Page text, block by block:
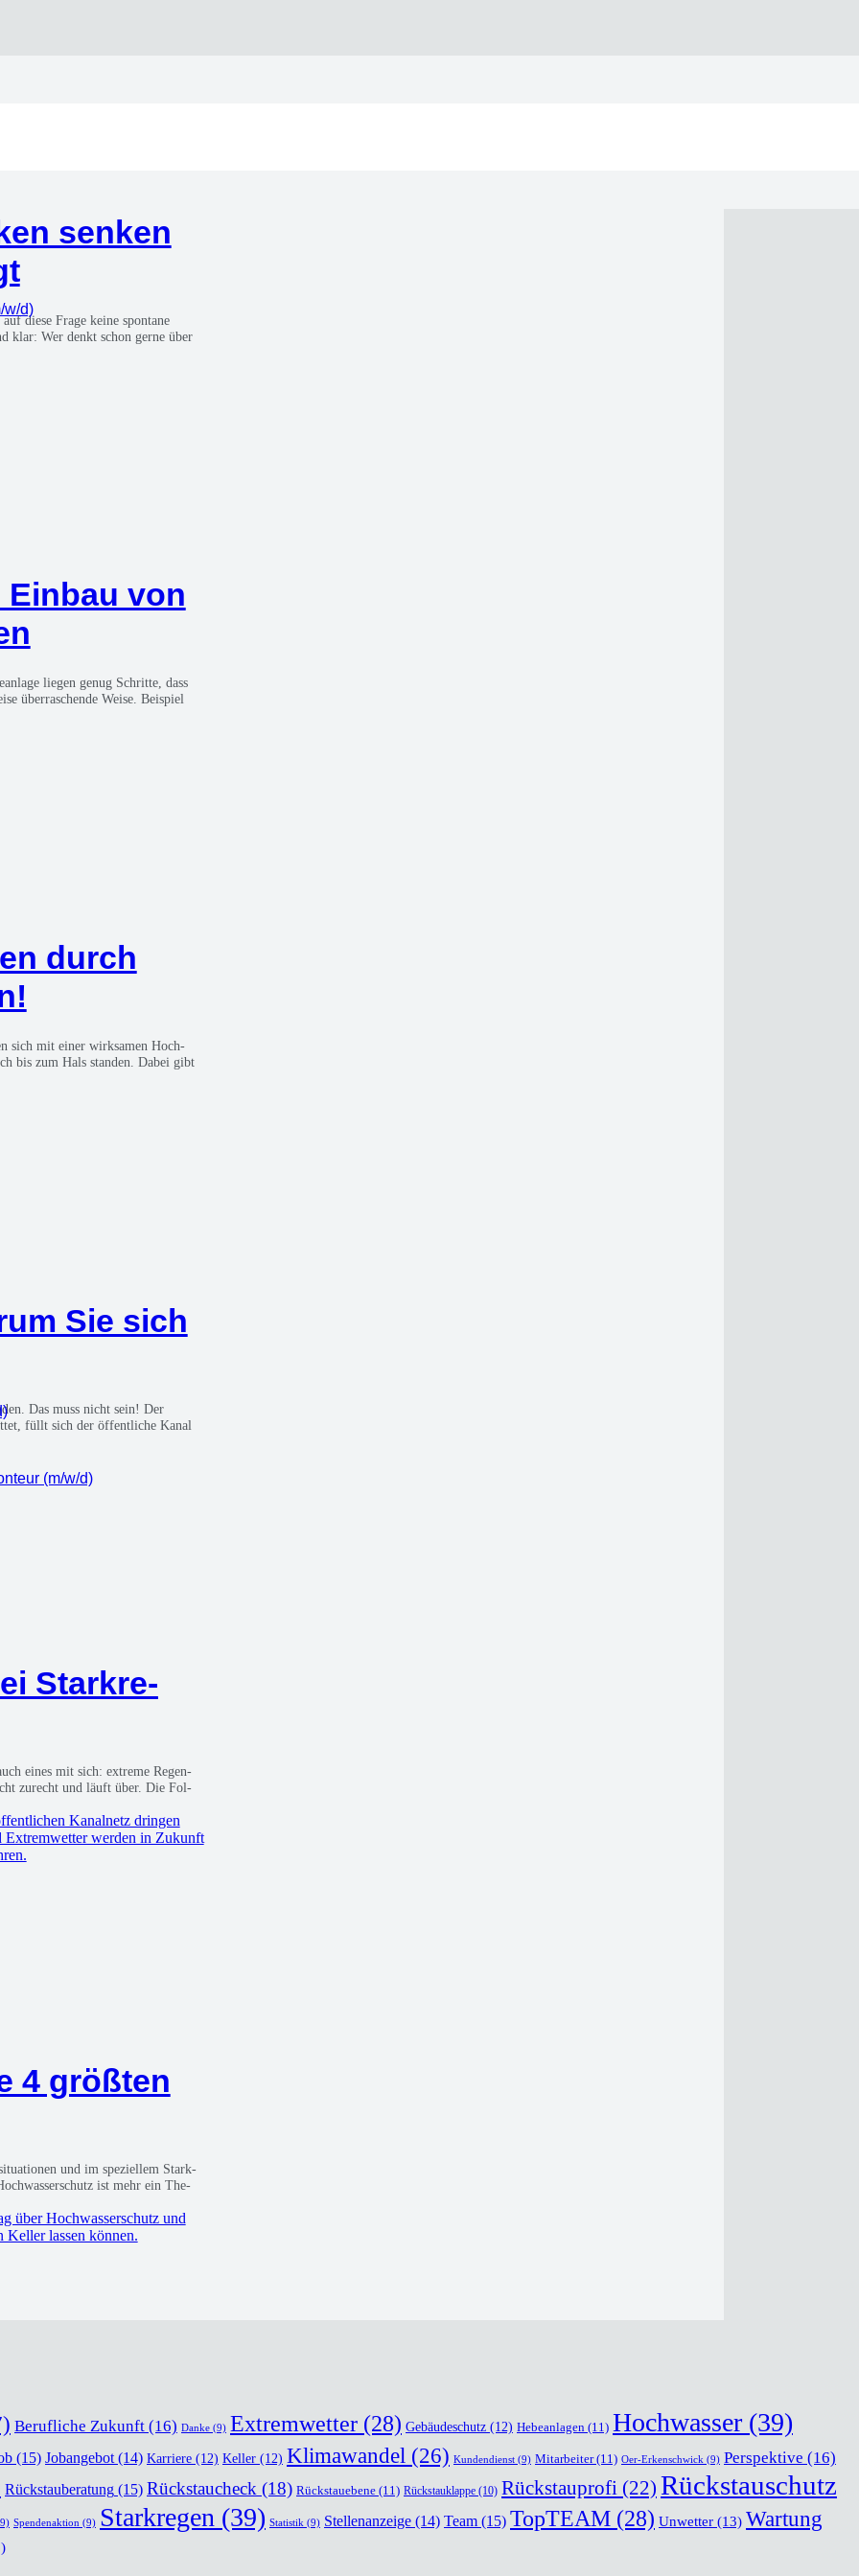
(m/w/d)
w/d)
sen­ken
die­se Fra­ge kei­ne spon­ta­ne
klar: Wer denkt schon ger­ne über
Ein­bau von
lie­gen genug Schrit­te, dass
über­ra­schen­de Wei­se. Bei­spiel
durch
sich mit einer wirk­sa­men Hoch­
bis zum Hals stan­den. Dabei gibt
Sie sich
Das muss nicht sein! Der
füllt sich der öffent­li­che Kanal
Stark­re­
eines mit sich: extre­me Regen­
zurecht und läuft über. Die Fol­
4 größ­ten
und im spe­zi­el­lem Stark­
ist mehr ein The­
Berufliche Zukunft (16) Danke (9) Extremwetter (28) Gebäudeschutz (12) Hebeanlagen (11) Hochwasser (39)
(15) Jobangebot (14) Karriere (12) Keller (12) Klimawandel (26) Kundendienst (9) Mitarbeiter(11) Oer-Erkenschwick (9) Perspektive (16)
Rückstauberatung (15) Rückstaucheck (18) Rückstauebene (11) Rückstauklappe (10) Rückstauprofi (22) Rückstauschutz
Spendenaktion (9) Starkregen (39) Statistik (9) Stellenanzeige (14) Team (15) TopTEAM (28) Unwetter (13) Wartung